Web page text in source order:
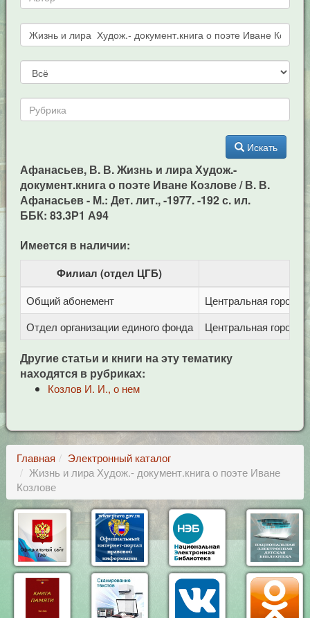
Искать
Афанасьев, В. В. Жизнь и лира Худож.-
документ.книга о поэте Иване Козлове / В. В.
Афанасьев - М.: Дет. лит., -1977. -192 с. ил.
ББК: 83.3Р1 А94
Имеется в наличии:
Филиал (отдел ЦГБ)
Общий абонемент
Центральная
Отдел организации единого фонда
Центральная
Другие статьи и книги на эту тематику
находятся в рубриках:
Козлов И. И., о нем
Главная
Электронный каталог
Жизнь и лира Худож.- документ.книга о поэте Иване
Козлове